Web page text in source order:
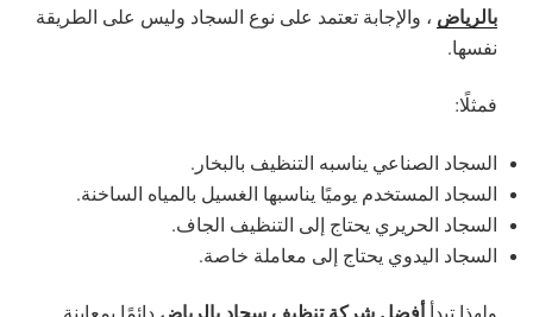
بالرياض ، والإجابة تعتمد على نوع السجاد وليس على الطريقة
نفسها.
فمثلًا:
السجاد الصناعي يناسبه التنظيف بالبخار.
السجاد المستخدم يوميًا يناسبها الغسيل بالمياه الساخنة.
السجاد الحريري يحتاج إلى التنظيف الجاف.
السجاد اليدوي يحتاج إلى معاملة خاصة.
ولهذا تبدأ
دائمًا بمعاينة